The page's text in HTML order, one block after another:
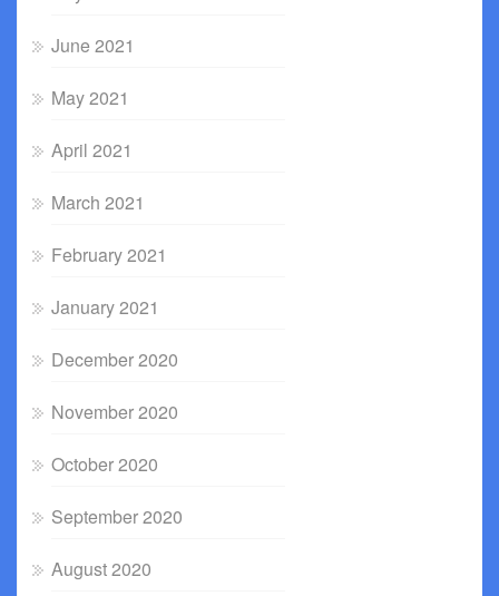
June 2021
May 2021
April 2021
March 2021
February 2021
January 2021
December 2020
November 2020
October 2020
September 2020
August 2020